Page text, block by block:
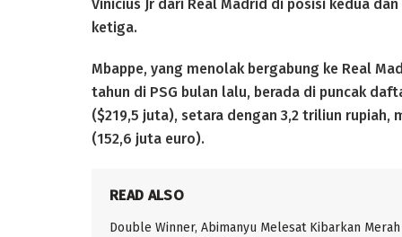
Vinicius Jr dari Real Madrid di posisi kedua
ketiga.
Mbappe, yang menolak bergabung ke Real
tahun di PSG bulan lalu, berada di puncak
($219,5 juta), setara dengan 3,2 triliun rupiah,
(152,6 juta euro).
READ ALSO
Double Winner, Abimanyu Melesat Kibarkan Merah